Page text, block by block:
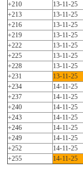
+210
13-11-25
+213
13-11-25
+216
13-11-25
+219
13-11-25
+222
13-11-25
+225
13-11-25
+228
13-11-25
+231
13-11-25
+234
14-11-25
+237
14-11-25
+240
14-11-25
+243
14-11-25
+246
14-11-25
+249
14-11-25
+252
14-11-25
+255
14-11-25